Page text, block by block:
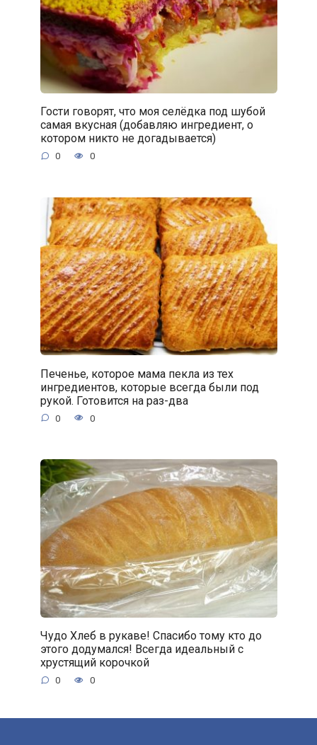
Гости говорят, что моя селёдка под шубой
самая вкусная (добавляю ингредиент, о
котором никто не догадывается)
0 0
Печенье, которое мама пекла из тех
ингредиентов, которые всегда были под
рукой. Готовится на раз-два
0 0
Чудо Хлеб в рукаве! Спасибо тому кто до
этого додумался! Всегда идеальный с
хрустящий корочкой
0 0